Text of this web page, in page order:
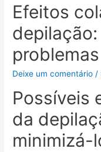
Efeitos
Deixe um comentário /
Possíveis
da
minimizá-